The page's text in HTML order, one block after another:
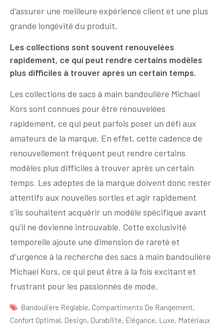
d’assurer une meilleure expérience client et une plus
grande longévité du produit.
Les collections sont souvent renouvelées
rapidement, ce qui peut rendre certains modèles
plus difficiles à trouver après un certain temps.
Les collections de sacs à main bandoulière Michael
Kors sont connues pour être renouvelées
rapidement, ce qui peut parfois poser un défi aux
amateurs de la marque. En effet, cette cadence de
renouvellement fréquent peut rendre certains
modèles plus difficiles à trouver après un certain
temps. Les adeptes de la marque doivent donc rester
attentifs aux nouvelles sorties et agir rapidement
s’ils souhaitent acquérir un modèle spécifique avant
qu’il ne devienne introuvable. Cette exclusivité
temporelle ajoute une dimension de rareté et
d’urgence à la recherche des sacs à main bandoulière
Michael Kors, ce qui peut être à la fois excitant et
frustrant pour les passionnés de mode.
Bandoulière Réglable, Compartiments De Rangement,
Confort Optimal, Design, Durabilité, Élégance, Luxe, Matériaux